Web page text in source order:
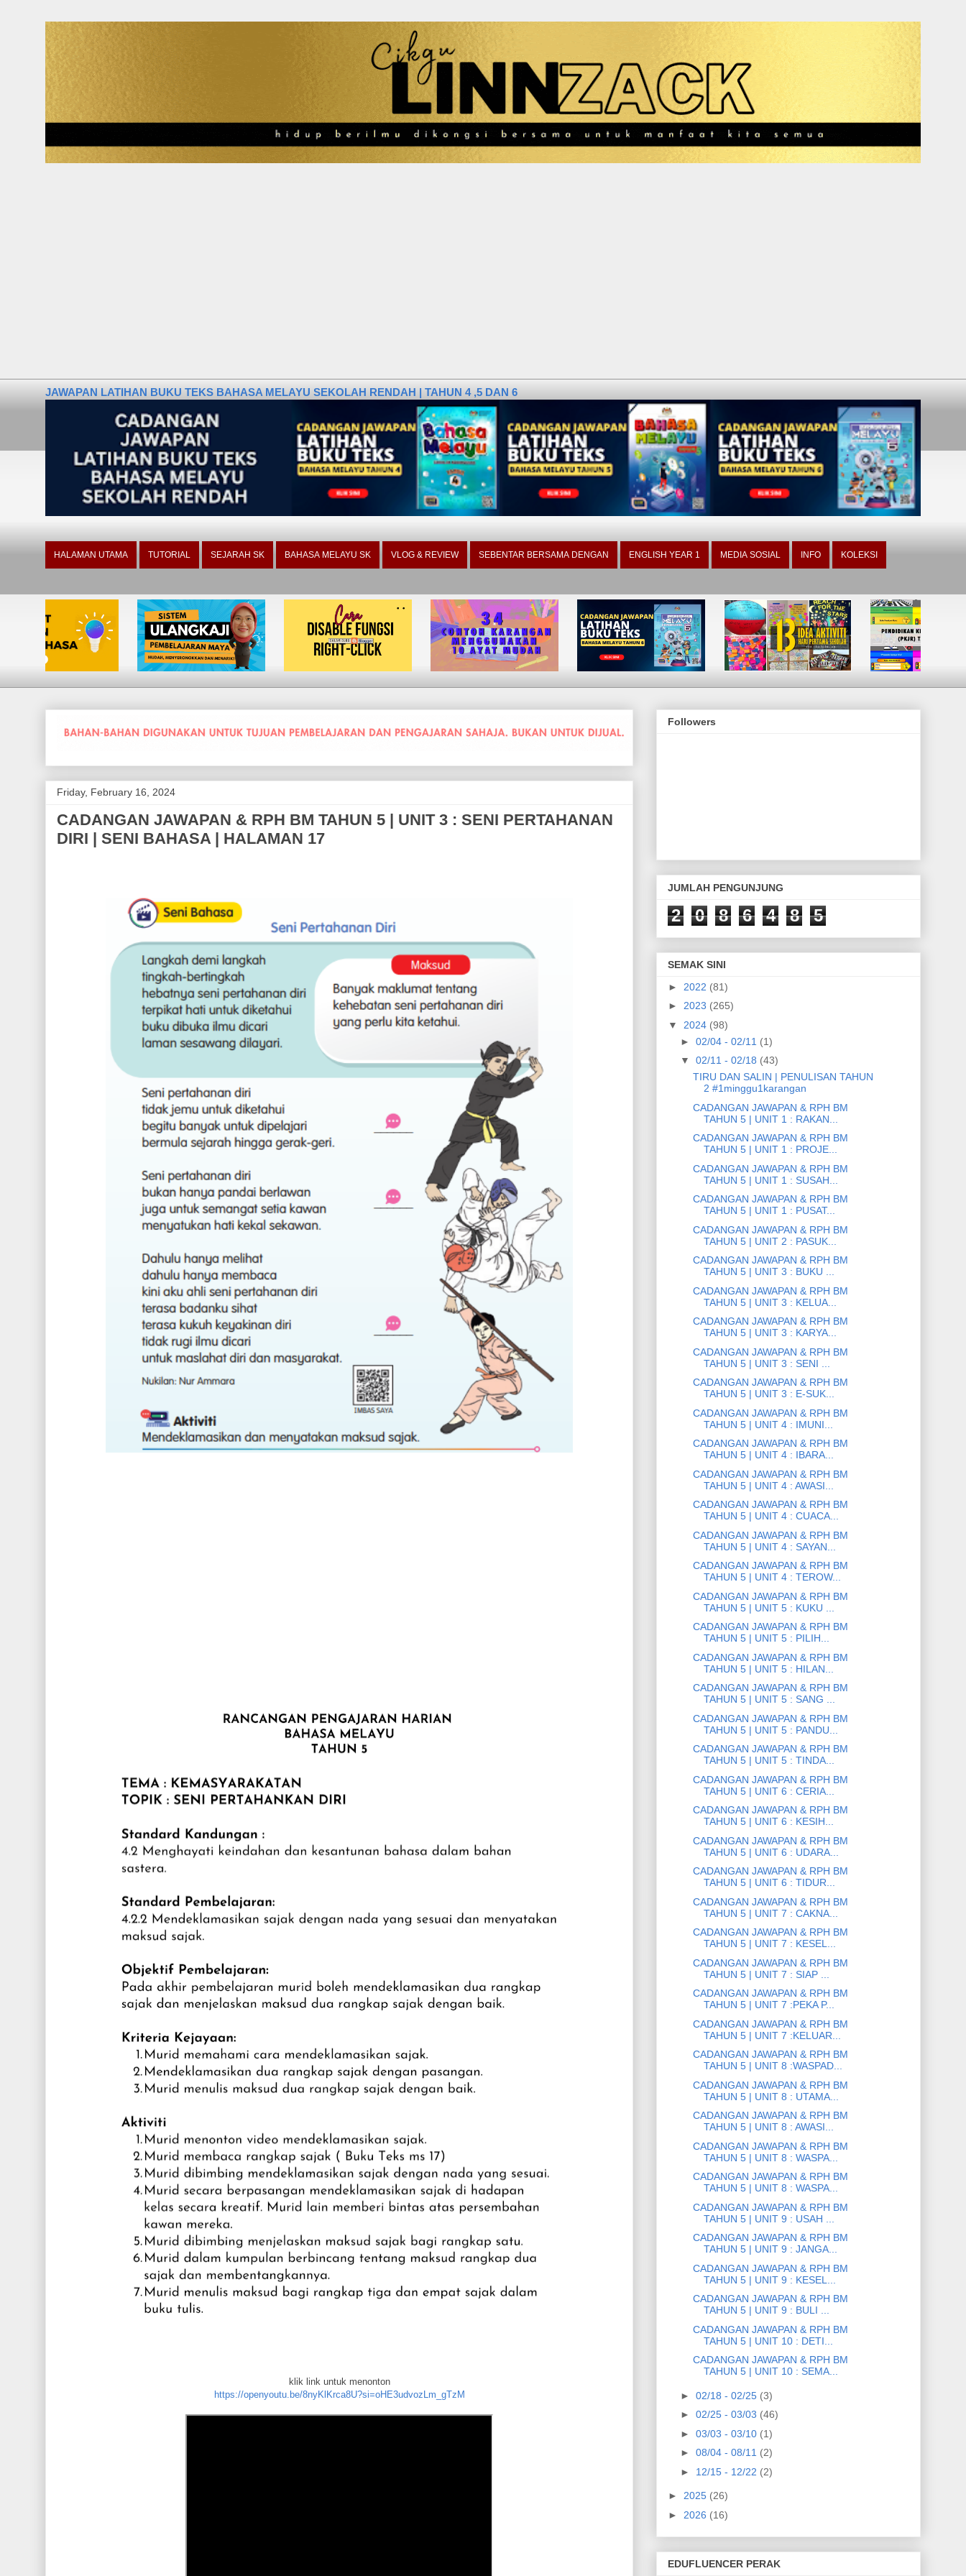
JAWAPAN LATIHAN BUKU TEKS BAHASA MELAYU SEKOLAH RENDAH | TAHUN 4 ,5 DAN 6
HALAMAN UTAMA TUTORIAL SEJARAH SK BAHASA MELAYU SK VLOG & REVIEW SEBENTAR BERSAMA DENGAN ENGLISH YEAR 1 MEDIA SOSIAL INFO KOLEKSI
Friday, February 16, 2024
CADANGAN JAWAPAN & RPH BM TAHUN 5 | UNIT 3 : SENI PERTAHANAN
DIRI | SENI BAHASA | HALAMAN 17
klik link untuk menonton
https://openyoutu.be/8nyKlKrca8U?si=oHE3udvozLm_gTzM
Followers
JUMLAH PENGUNJUNG
2 0 8 6 4 8 5
SEMAK SINI
► 2022 (81)
► 2023 (265)
▼ 2024 (98)
► 02/04 - 02/11 (1)
▼ 02/11 - 02/18 (43)
TIRU DAN SALIN | PENULISAN TAHUN
2 #1minggu1karangan
CADANGAN JAWAPAN & RPH BM
TAHUN 5 | UNIT 1 : RAKAN...
CADANGAN JAWAPAN & RPH BM
TAHUN 5 | UNIT 1 : PROJE...
CADANGAN JAWAPAN & RPH BM
TAHUN 5 | UNIT 1 : SUSAH...
CADANGAN JAWAPAN & RPH BM
TAHUN 5 | UNIT 1 : PUSAT...
CADANGAN JAWAPAN & RPH BM
TAHUN 5 | UNIT 2 : PASUK...
CADANGAN JAWAPAN & RPH BM
TAHUN 5 | UNIT 3 : BUKU ...
CADANGAN JAWAPAN & RPH BM
TAHUN 5 | UNIT 3 : KELUA...
CADANGAN JAWAPAN & RPH BM
TAHUN 5 | UNIT 3 : KARYA...
CADANGAN JAWAPAN & RPH BM
TAHUN 5 | UNIT 3 : SENI ...
CADANGAN JAWAPAN & RPH BM
TAHUN 5 | UNIT 3 : E-SUK...
CADANGAN JAWAPAN & RPH BM
TAHUN 5 | UNIT 4 : IMUNI...
CADANGAN JAWAPAN & RPH BM
TAHUN 5 | UNIT 4 : IBARA...
CADANGAN JAWAPAN & RPH BM
TAHUN 5 | UNIT 4 : AWASI...
CADANGAN JAWAPAN & RPH BM
TAHUN 5 | UNIT 4 : CUACA...
CADANGAN JAWAPAN & RPH BM
TAHUN 5 | UNIT 4 : SAYAN...
CADANGAN JAWAPAN & RPH BM
TAHUN 5 | UNIT 4 : TEROW...
CADANGAN JAWAPAN & RPH BM
TAHUN 5 | UNIT 5 : KUKU ...
CADANGAN JAWAPAN & RPH BM
TAHUN 5 | UNIT 5 : PILIH...
CADANGAN JAWAPAN & RPH BM
TAHUN 5 | UNIT 5 : HILAN...
CADANGAN JAWAPAN & RPH BM
TAHUN 5 | UNIT 5 : SANG ...
CADANGAN JAWAPAN & RPH BM
TAHUN 5 | UNIT 5 : PANDU...
CADANGAN JAWAPAN & RPH BM
TAHUN 5 | UNIT 5 : TINDA...
CADANGAN JAWAPAN & RPH BM
TAHUN 5 | UNIT 6 : CERIA...
CADANGAN JAWAPAN & RPH BM
TAHUN 5 | UNIT 6 : KESIH...
CADANGAN JAWAPAN & RPH BM
TAHUN 5 | UNIT 6 : UDARA...
CADANGAN JAWAPAN & RPH BM
TAHUN 5 | UNIT 6 : TIDUR...
CADANGAN JAWAPAN & RPH BM
TAHUN 5 | UNIT 7 : CAKNA...
CADANGAN JAWAPAN & RPH BM
TAHUN 5 | UNIT 7 : KESEL...
CADANGAN JAWAPAN & RPH BM
TAHUN 5 | UNIT 7 : SIAP ...
CADANGAN JAWAPAN & RPH BM
TAHUN 5 | UNIT 7 :PEKA P...
CADANGAN JAWAPAN & RPH BM
TAHUN 5 | UNIT 7 :KELUAR...
CADANGAN JAWAPAN & RPH BM
TAHUN 5 | UNIT 8 :WASPAD...
CADANGAN JAWAPAN & RPH BM
TAHUN 5 | UNIT 8 : UTAMA...
CADANGAN JAWAPAN & RPH BM
TAHUN 5 | UNIT 8 : AWASI...
CADANGAN JAWAPAN & RPH BM
TAHUN 5 | UNIT 8 : WASPA...
CADANGAN JAWAPAN & RPH BM
TAHUN 5 | UNIT 8 : WASPA...
CADANGAN JAWAPAN & RPH BM
TAHUN 5 | UNIT 9 : USAH ...
CADANGAN JAWAPAN & RPH BM
TAHUN 5 | UNIT 9 : JANGA...
CADANGAN JAWAPAN & RPH BM
TAHUN 5 | UNIT 9 : KESEL...
CADANGAN JAWAPAN & RPH BM
TAHUN 5 | UNIT 9 : BULI ...
CADANGAN JAWAPAN & RPH BM
TAHUN 5 | UNIT 10 : DETI...
CADANGAN JAWAPAN & RPH BM
TAHUN 5 | UNIT 10 : SEMA...
► 02/18 - 02/25 (3)
► 02/25 - 03/03 (46)
► 03/03 - 03/10 (1)
► 08/04 - 08/11 (2)
► 12/15 - 12/22 (2)
► 2025 (26)
► 2026 (16)
EDUFLUENCER PERAK